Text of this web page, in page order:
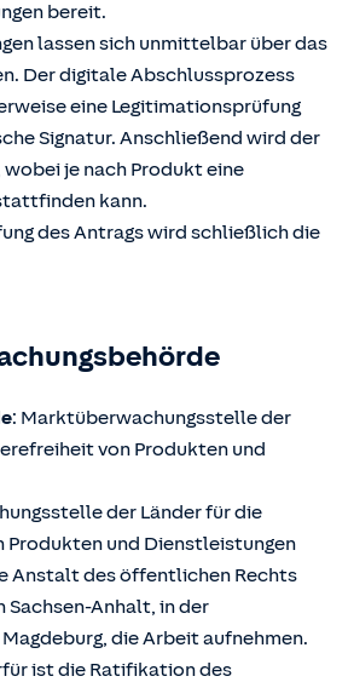
bereit.
lassen sich unmittelbar über das
Der digitale Abschlussprozess
eine Legitimationsprüfung
Signatur. Anschließend wird der
je nach Produkt eine
kann.
des Antrags wird schließlich die
: Marktüberwachungsstelle der
von Produkten und
der Länder für die
Produkten und Dienstleistungen
Anstalt des öffentlichen Rechts
Sachsen-Anhalt, in der
die Arbeit aufnehmen.
ist die Ratifikation des